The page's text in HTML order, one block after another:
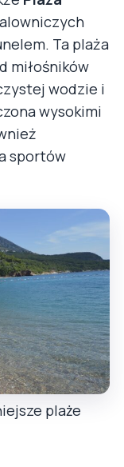
Ta plaża
miłośników
wodzie i
wysokimi
sportów
plaże